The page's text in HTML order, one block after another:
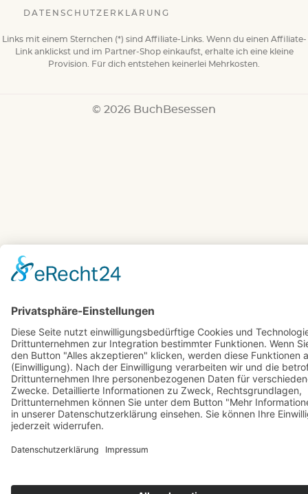
DATENSCHUTZERKLÄRUNG
Links mit einem Sternchen (*) sind Affiliate-Links. Wenn du einen Affiliate-
Link anklickst und im Partner-Shop einkaufst, erhalte ich eine kleine
Provision. Für dich entstehen keinerlei Mehrkosten.
© 2026 BuchBesessen